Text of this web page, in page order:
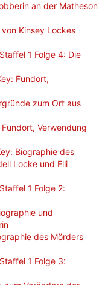
an der Matheson
Kinsey Lockes
1 Folge 4: Die
Fundort,
zum Ort aus
Verwendung
Biographie des
Locke und Elli
1 Folge 2:
und
des Mörders
1 Folge 3: